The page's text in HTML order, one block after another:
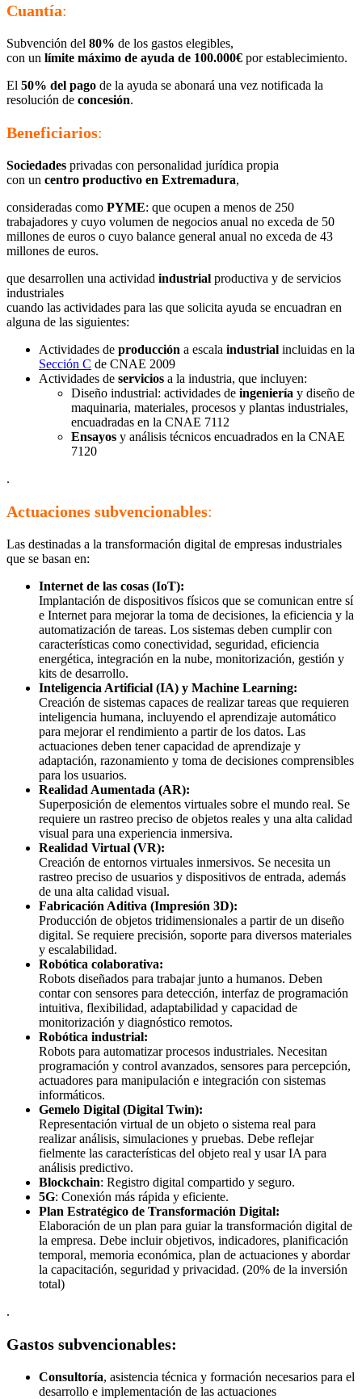
Cuantía:
Subvención del 80% de los gastos elegibles,
con un límite máximo de ayuda de 100.000€ por establecimiento.
El 50% del pago de la ayuda se abonará una vez notificada la
resolución de concesión.
Beneficiarios:
Sociedades privadas con personalidad jurídica propia
con un centro productivo en Extremadura,
consideradas como PYME: que ocupen a menos de 250
trabajadores y cuyo volumen de negocios anual no exceda de 50
millones de euros o cuyo balance general anual no exceda de 43
millones de euros.
que desarrollen una actividad industrial productiva y de servicios
industriales
cuando las actividades para las que solicita ayuda se encuadran en
alguna de las siguientes:
Actividades de producción a escala industrial incluidas en la
Sección C de CNAE 2009
Actividades de servicios a la industria, que incluyen:
Diseño industrial: actividades de ingeniería y diseño de
maquinaria, materiales, procesos y plantas industriales,
encuadradas en la CNAE 7112
Ensayos y análisis técnicos encuadrados en la CNAE
7120
.
Actuaciones subvencionables:
Las destinadas a la transformación digital de empresas industriales
que se basan en:
Internet de las cosas (IoT):
Implantación de dispositivos físicos que se comunican entre sí
e Internet para mejorar la toma de decisiones, la eficiencia y la
automatización de tareas. Los sistemas deben cumplir con
características como conectividad, seguridad, eficiencia
energética, integración en la nube, monitorización, gestión y
kits de desarrollo.
Inteligencia Artificial (IA) y Machine Learning:
Creación de sistemas capaces de realizar tareas que requieren
inteligencia humana, incluyendo el aprendizaje automático
para mejorar el rendimiento a partir de los datos. Las
actuaciones deben tener capacidad de aprendizaje y
adaptación, razonamiento y toma de decisiones comprensibles
para los usuarios.
Realidad Aumentada (AR):
Superposición de elementos virtuales sobre el mundo real. Se
requiere un rastreo preciso de objetos reales y una alta calidad
visual para una experiencia inmersiva.
Realidad Virtual (VR):
Creación de entornos virtuales inmersivos. Se necesita un
rastreo preciso de usuarios y dispositivos de entrada, además
de una alta calidad visual.
Fabricación Aditiva (Impresión 3D):
Producción de objetos tridimensionales a partir de un diseño
digital. Se requiere precisión, soporte para diversos materiales
y escalabilidad.
Robótica colaborativa:
Robots diseñados para trabajar junto a humanos. Deben
contar con sensores para detección, interfaz de programación
intuitiva, flexibilidad, adaptabilidad y capacidad de
monitorización y diagnóstico remotos.
Robótica industrial:
Robots para automatizar procesos industriales. Necesitan
programación y control avanzados, sensores para percepción,
actuadores para manipulación e integración con sistemas
informáticos.
Gemelo Digital (Digital Twin):
Representación virtual de un objeto o sistema real para
realizar análisis, simulaciones y pruebas. Debe reflejar
fielmente las características del objeto real y usar IA para
análisis predictivo.
Blockchain: Registro digital compartido y seguro.
5G: Conexión más rápida y eficiente.
Plan Estratégico de Transformación Digital:
Elaboración de un plan para guiar la transformación digital de
la empresa. Debe incluir objetivos, indicadores, planificación
temporal, memoria económica, plan de actuaciones y abordar
la capacitación, seguridad y privacidad. (20% de la inversión
total)
.
Gastos subvencionables:
Consultoría, asistencia técnica y formación necesarios para el
desarrollo e implementación de las actuaciones